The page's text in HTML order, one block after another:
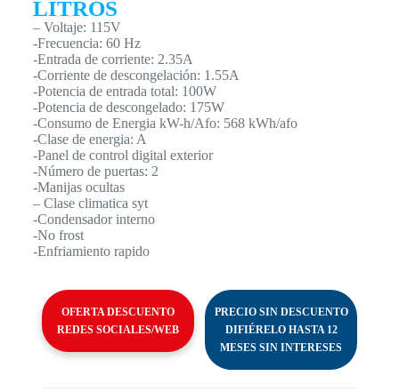
LITROS
– Voltaje: 115V
-Frecuencia: 60 Hz
-Entrada de corriente: 2.35A
-Corriente de descongelación: 1.55A
-Potencia de entrada total: 100W
-Potencia de descongelado: 175W
-Consumo de Energia kW-h/Afo: 568 kWh/afo
-Clase de energia: A
-Panel de control digital exterior
-Número de puertas: 2
-Manijas ocultas
– Clase climatica syt
-Condensador interno
-No frost
-Enfriamiento rapido
OFERTA DESCUENTO
REDES SOCIALES/WEB
PRECIO SIN DESCUENTO
DIFIÉRELO HASTA 12
MESES SIN INTERESES